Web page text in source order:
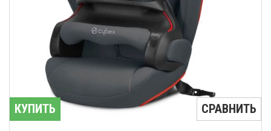
КУПИТЬ СРАВНИТЬ